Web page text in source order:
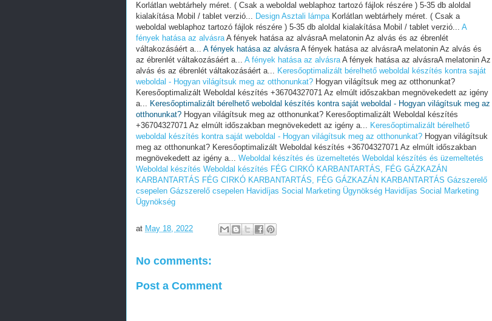
Korlátlan webtárhely méret. ( Csak a weboldal weblaphoz tartozó fájlok részére ) 5-35 db aloldal
kialakítása Mobil / tablet verzió... Design Asztali lámpaKorlátlan webtárhely méret. ( Csak a
weboldal weblaphoz tartozó fájlok részére ) 5-35 db aloldal kialakítása Mobil / tablet verzió... A
fények hatása az alvásraA fények hatása az alvásraA melatonin Az alvás és az ébrenlét
váltakozásáért a... A fények hatása az alvásraA fények hatása az alvásraA melatonin Az alvás és
az ébrenlét váltakozásáért a... A fények hatása az alvásraA fények hatása az alvásraA melatonin Az
alvás és az ébrenlét váltakozásáért a... Keresőoptimalizált bérelhető weboldal készítés kontra saját
weboldal - Hogyan világítsuk meg az otthonunkat? Hogyan világítsuk meg az otthonunkat?
Keresőoptimalizált Weboldal készítés +36704327071 Az elmúlt időszakban megnövekedett az igény
a... Keresőoptimalizált bérelhető weboldal készítés kontra saját weboldal - Hogyan világítsuk meg az
otthonunkat? Hogyan világítsuk meg az otthonunkat? Keresőoptimalizált Weboldal készítés
+36704327071 Az elmúlt időszakban megnövekedett az igény a... Keresőoptimalizált bérelhető
weboldal készítés kontra saját weboldal - Hogyan világítsuk meg az otthonunkat? Hogyan világítsuk
meg az otthonunkat? Keresőoptimalizált Weboldal készítés +36704327071 Az elmúlt időszakban
megnövekedett az igény a... Weboldal készítés és üzemeltetés Weboldal készítés és üzemeltetés
Weboldal készítés Weboldal készítés FÉG CIRKÓ KARBANTARTÁS, FÉG GÁZKAZÁN
KARBANTARTÁS FÉG CIRKÓ KARBANTARTÁS, FÉG GÁZKAZÁN KARBANTARTÁS Gázszerelő
csepelen Gázszerelő csepelen Havidíjas Social Marketing Ügynökség Havidíjas Social Marketing
Ügynökség
at May 18, 2022
No comments:
Post a Comment